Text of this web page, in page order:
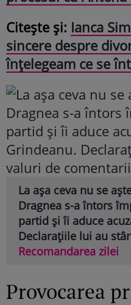
Citește și: Ianca
sincere despre
înțelegeam ce se
La așa ceva nu se
Dragnea s-a întors
partid și îi aduce
Declarațiile lui au
Recomandarea zilei
Provocarea